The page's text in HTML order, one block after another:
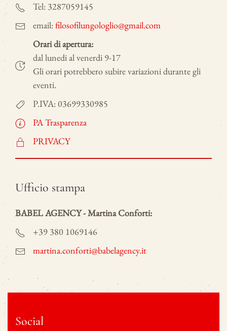
Tel: 3287059145
email:filosofilungologlio@gmail.com
Orari di apertura:
dal lunedi al venerdi 9-17
Gli orari potrebbero subire variazioni durante gli
eventi.
P.IVA: 03699330985
PA Trasparenza
PRIVACY
Ufficio stampa
BABEL AGENCY - Martina Conforti:
+39 380 1069146
martina.conforti@babelagency.it
Social